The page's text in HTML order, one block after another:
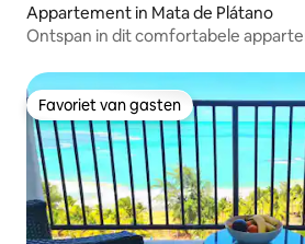
Appartement in Mata de Plátano
Ontspan in dit comfortabele
Favoriet van gasten
Favoriet van gasten